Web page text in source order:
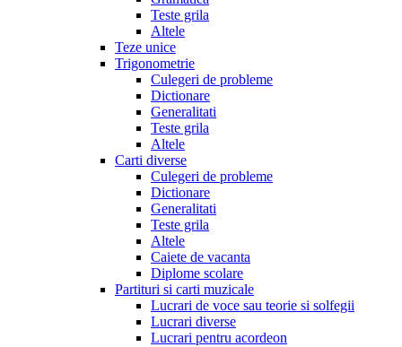
Teste grila
Altele
Teze unice
Trigonometrie
Culegeri de probleme
Dictionare
Generalitati
Teste grila
Altele
Carti diverse
Culegeri de probleme
Dictionare
Generalitati
Teste grila
Altele
Caiete de vacanta
Diplome scolare
Partituri si carti muzicale
Lucrari de voce sau teorie si solfegii
Lucrari diverse
Lucrari pentru acordeon